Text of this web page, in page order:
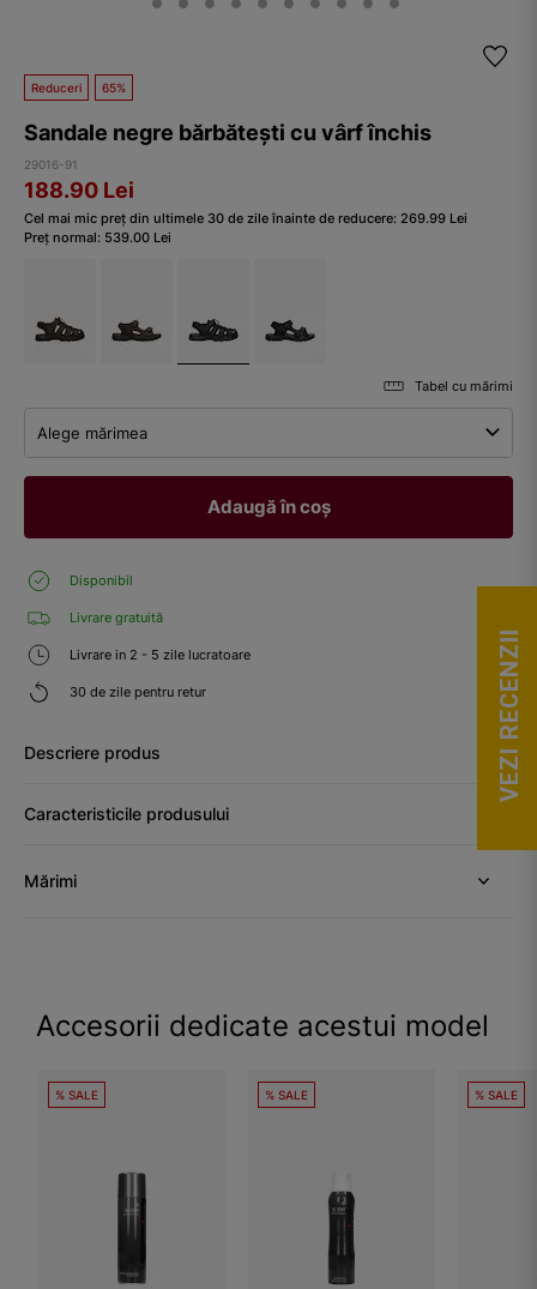
Reduceri 65%
Sandale negre bărbătești cu vârf închis
29016-91
188.90 Lei
Cel mai mic preț din ultimele 30 de zile înainte de reducere: 269.99 Lei
Preț normal: 539.00 Lei
Tabel cu mărimi
Alege mărimea
Adaugă în coș
Disponibil
Livrare gratuită
Livrare in 2 - 5 zile lucratoare
30 de zile pentru retur
Descriere produs
Caracteristicile produsului
Mărimi
Accesorii dedicate acestui model
% SALE % SALE % SALE
VEZI RECENZII